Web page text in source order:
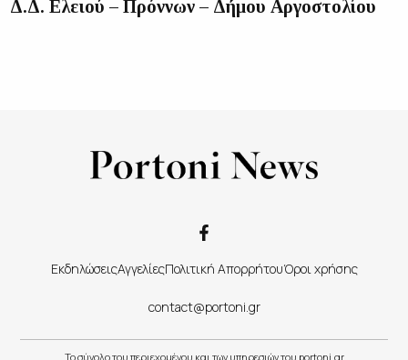
Δ.Δ. Ελειού – Πρόννων – Δήμου Αργοστολίου
ΕκδηλώσειςΑγγελίεςΠολιτική ΑπορρήτουΌροι χρήσης
contact@portoni.gr
Το σύνολο του περιεχομένου και των υπηρεσιών του portoni.gr